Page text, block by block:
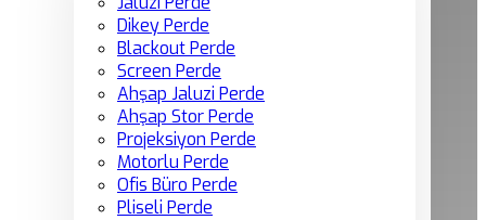
Dikey Perde
Blackout Perde
Screen Perde
Ahşap Jaluzi Perde
Ahşap Stor Perde
Projeksiyon Perde
Motorlu Perde
Ofis Büro Perde
Pliseli Perde